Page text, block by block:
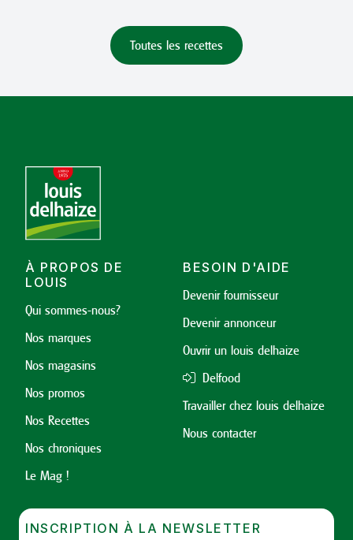
Toutes les recettes
À PROPOS DE
LOUIS
Qui sommes-nous?
Nos marques
Nos magasins
Nos promos
Nos Recettes
Nos chroniques
Le Mag !
BESOIN D'AIDE
Devenir fournisseur
Devenir annonceur
Ouvrir un louis delhaize
Delfood
Travailler chez louis delhaize
Nous contacter
INSCRIPTION À LA NEWSLETTER